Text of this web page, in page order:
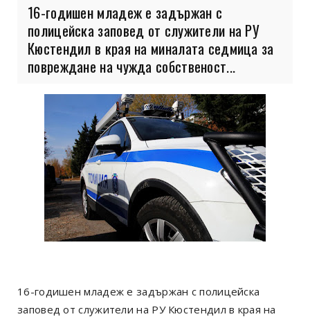
16-годишен младеж е задържан с
полицейска заповед от служители на РУ
Кюстендил в края на миналата седмица за
повреждане на чужда собственост...
16-годишен младеж е задържан с полицейска
заповед от служители на РУ Кюстендил в края на